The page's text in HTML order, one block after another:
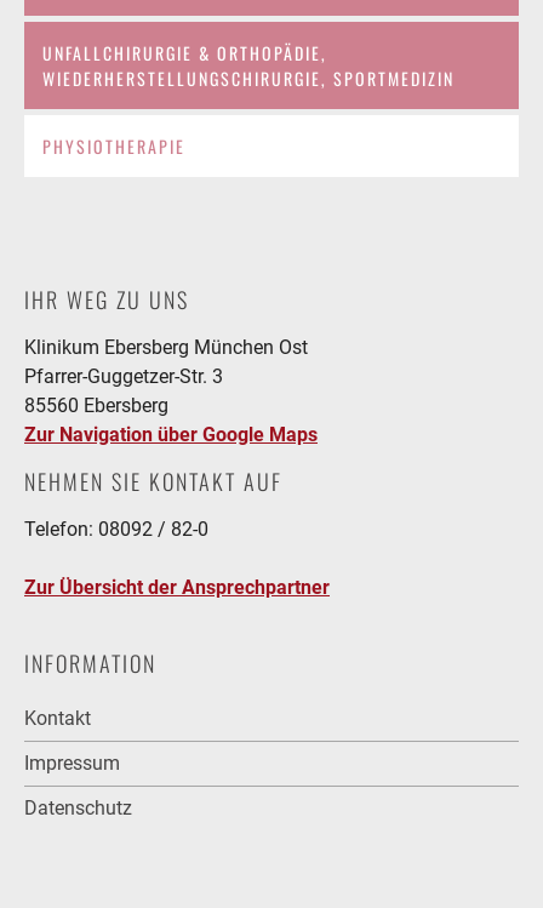
UNFALLCHIRURGIE & ORTHOPÄDIE,
WIEDERHERSTELLUNGSCHIRURGIE, SPORTMEDIZIN
PHYSIOTHERAPIE
IHR WEG ZU UNS
Klinikum Ebersberg München Ost
Pfarrer-Guggetzer-Str. 3
85560 Ebersberg
Zur Navigation über Google Maps
NEHMEN SIE KONTAKT AUF
Telefon: 08092 / 82-0
Zur Übersicht der Ansprechpartner
INFORMATION
Kontakt
Impressum
Datenschutz